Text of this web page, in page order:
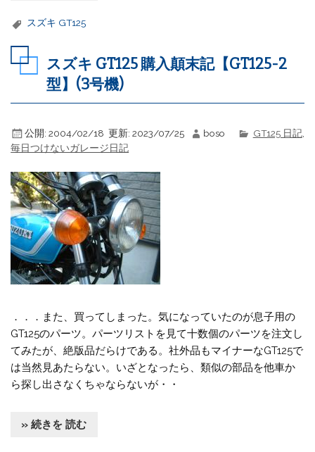
スズキ GT125
スズキ GT125 購入顛末記【GT125-2
型】(3号機)
公開: 2004/02/18 更新: 2023/07/25 boso GT125 日記,
毎日つけないガレージ日記
．．．また、買ってしまった。気になっていたのが息子用の
GT125のパーツ。パーツリストを見て十数個のパーツを注文し
てみたが、絶版品だらけである。社外品もマイナーなGT125で
は当然見あたらない。いざとなったら、類似の部品を他車か
ら探し出さなくちゃならないが・・
» 続きを 読む